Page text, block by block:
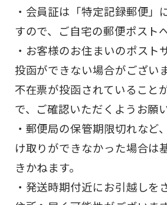
・会員証は「特定記録郵便」
すので、ご⾃宅の郵便ポスト
・お客様のお住まいのポスト
投函ができない場合がござい
不在票が投函されていること
で、ご確認いただくようお願
・郵便局の保管期限切れなど
け取りができなかった場合は
きかねます。
・発送時期付近にお引越しを